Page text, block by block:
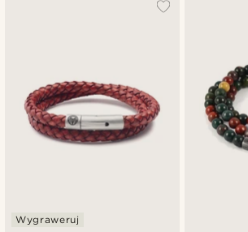
Wygraweruj